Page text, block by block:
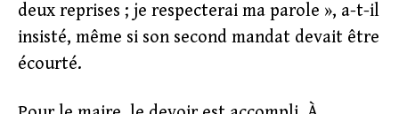
deux reprises ; je respecterai ma parole », a-t-il
insisté, même si son second mandat devait être
écourté.